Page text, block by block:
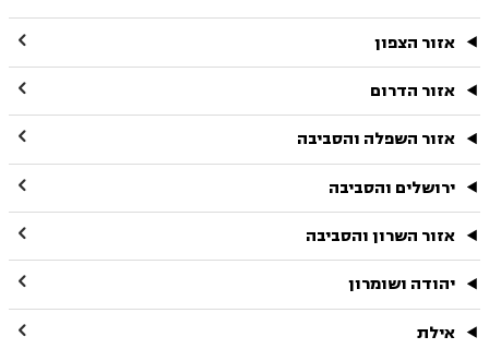
אזור הצפון 
אזור הדרום 
אזור השפלה והסביבה 
ירושלים והסביבה 
אזור השרון והסביבה 
יהודה ושומרון 
אילת 